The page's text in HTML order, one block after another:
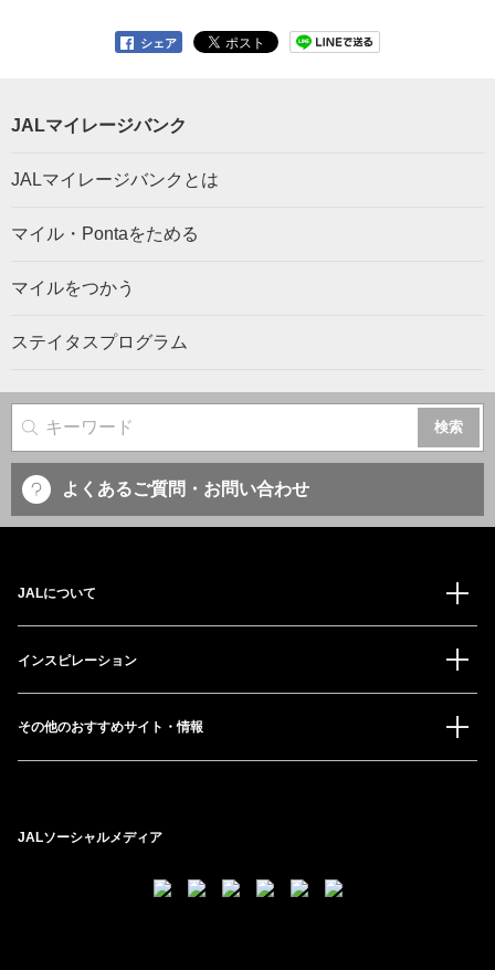
シェア
JALマイレージバンク
JALマイレージバンクとは
マイル・Pontaをためる
マイルをつかう
ステイタスプログラム
サイト内検索
よくあるご質問・お問い合わせ
JALについて
インスピレーション
その他のおすすめサイト・情報
JALソーシャルメディア